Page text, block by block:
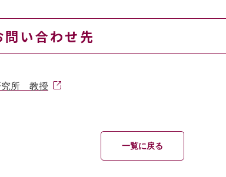
い合わせ先
究所 教授
一覧に戻る